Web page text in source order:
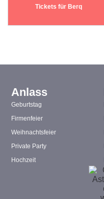
Tickets für Berq
Anlass
Geburtstag
Firmenfeier
Weihnachtsfeier
Private Party
Hochzeit